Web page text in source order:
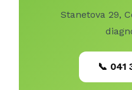
Stanetova 29,
📞 041